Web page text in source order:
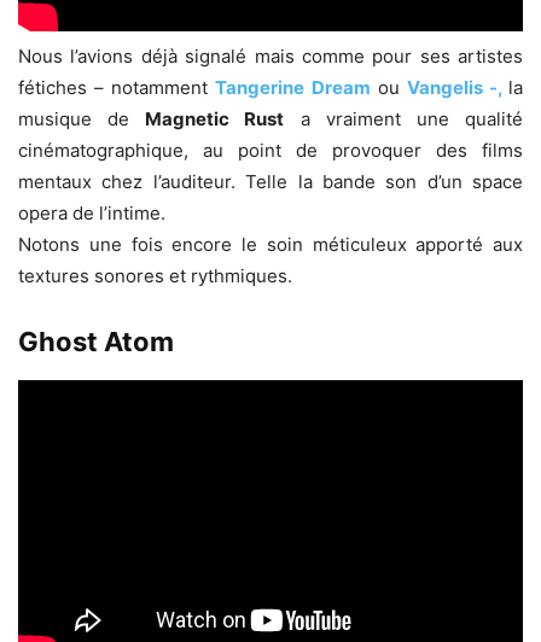
Nous l’avions déjà signalé mais comme pour ses artistes
fétiches – notamment Tangerine Dream ou Vangelis -, la
musique de Magnetic Rust a vraiment une qualité
cinématographique, au point de provoquer des films
mentaux chez l’auditeur. Telle la bande son d’un space
opera de l’intime.
Notons une fois encore le soin méticuleux apporté aux
textures sonores et rythmiques.
Ghost Atom